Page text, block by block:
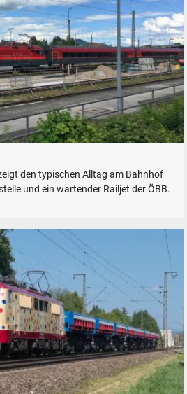
Freilassing, am 18. Mai 2024.
den typischen Alltag am Bahnhof
und ein wartender Railjet der ÖBB.